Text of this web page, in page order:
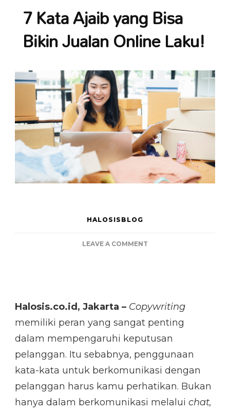
7 Kata Ajaib yang Bisa
Bikin Jualan Online Laku!
HALOSISBLOG
LEAVE A COMMENT
BIKIN
JUALAN
ONLINE
LAKU!
Halosis.co.id, Jakarta – Copywriting
memiliki peran yang sangat penting
dalam mempengaruhi keputusan
pelanggan. Itu sebabnya, penggunaan
kata-kata untuk berkomunikasi dengan
pelanggan harus kamu perhatikan. Bukan
hanya dalam berkomunikasi melalui chat,